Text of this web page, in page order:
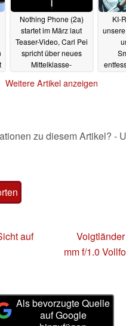
Nothing Phone (2a)
startet im März laut
Teaser-Video, Carl Pei
spricht über neues
Mittelklasse-
KI-
Weitere Artikel anzeigen
zu diesem Artikel? -
auf
mm f/1.0
Als bevorzugte Quelle
auf Google